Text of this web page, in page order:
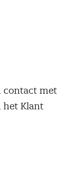
contact met
het Klant